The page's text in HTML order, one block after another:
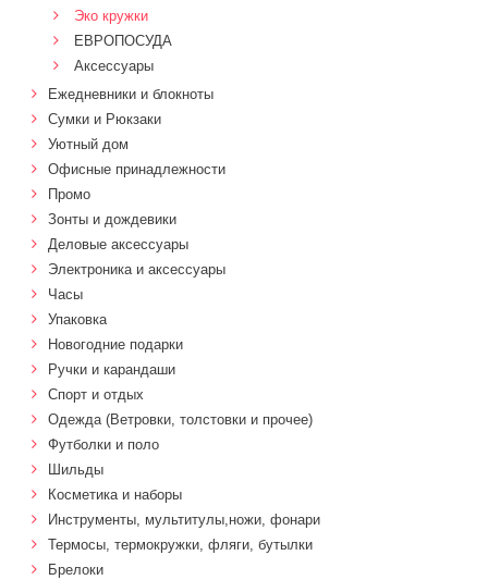
Эко кружки
ЕВРОПОСУДА
Аксессуары
Ежедневники и блокноты
Сумки и Рюкзаки
Уютный дом
Офисные принадлежности
Промо
Зонты и дождевики
Деловые аксессуары
Электроника и аксессуары
Часы
Упаковка
Новогодние подарки
Ручки и карандаши
Спорт и отдых
Одежда (Ветровки, толстовки и прочее)
Футболки и поло
Шильды
Косметика и наборы
Инструменты, мультитулы,ножи, фонари
Термосы, термокружки, фляги, бутылки
Брелоки